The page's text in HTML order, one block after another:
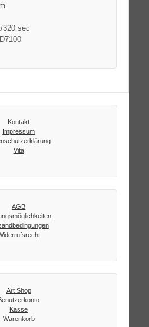
320 sec
Kontakt
Impressum
Vita
AGB
Art Shop
Kasse
Warenkorb